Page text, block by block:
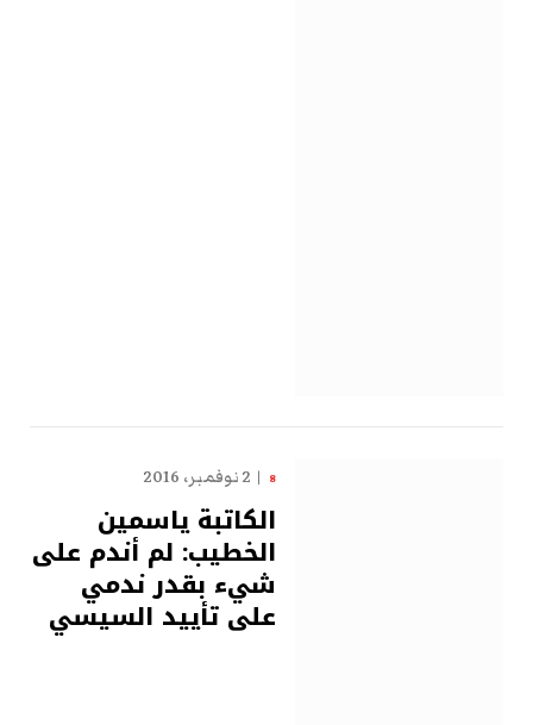
8 2 نوفمبر، 2016
الكاتبة ياسمين
الخطيب: لم أندم على
شيء بقدر ندمي
على تأييد السيسي